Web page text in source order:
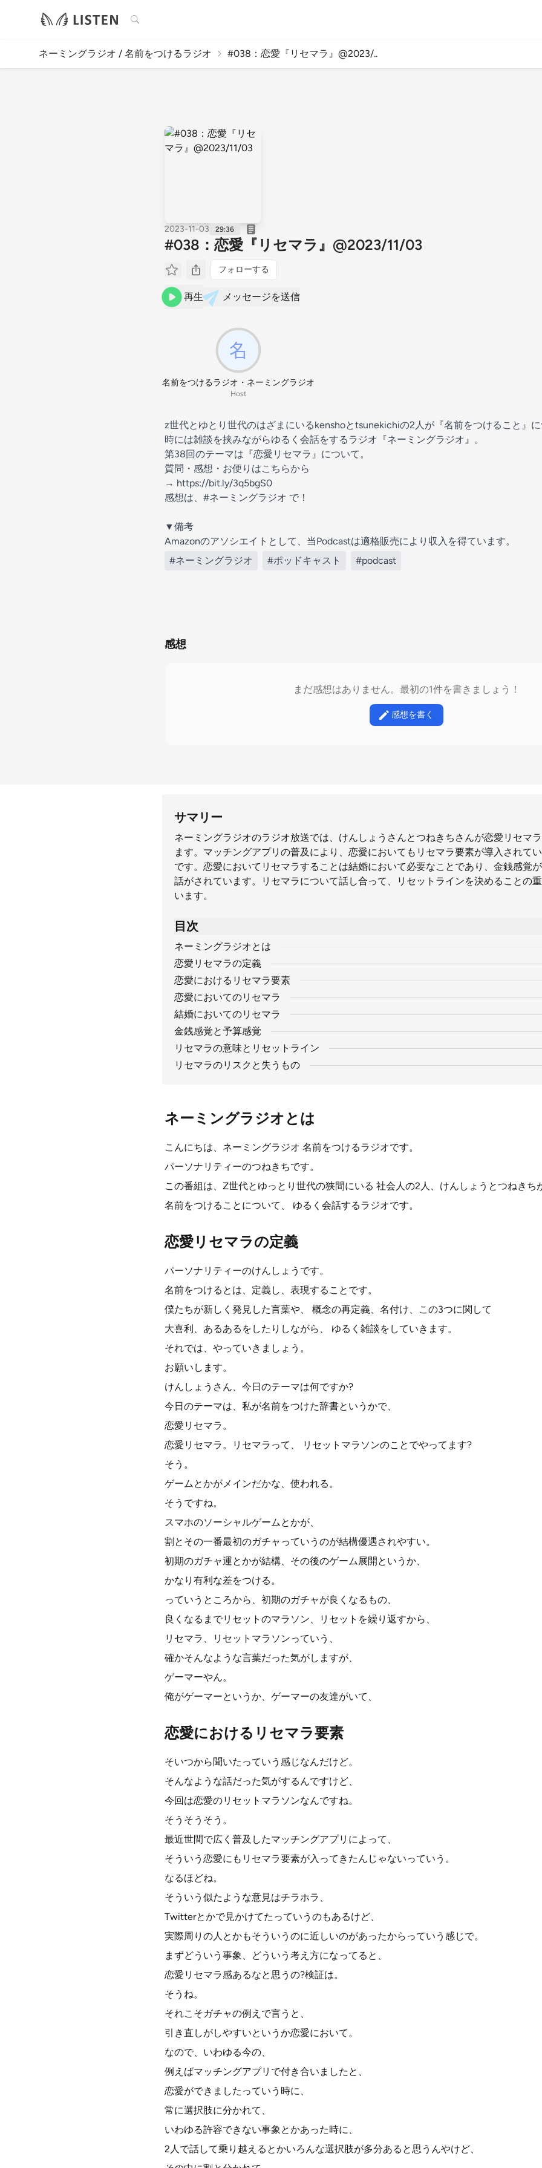
検索
ネーミングラジオ / 名前をつけるラジオ #038：恋愛『リセマラ』@2023/..
2023-11-03 29:36
#038：恋愛『リセマラ』@2023/11/03
フォローする
再生 メッセージを送信
名前をつけるラジオ・ネーミングラジオ
Host
z世代とゆとり世代のはざまにいるkenshoとtsunekichiの2人が『名前をつけること』
時には雑談を挟みながらゆるく会話をするラジオ『ネーミングラジオ』。
第38回のテーマは『恋愛リセマラ』について。
質問・感想・お便りはこちらから
→ https://bit.ly/3q5bgS0
感想は、#ネーミングラジオ で！
▼備考
Amazonのアソシエイトとして、当Podcastは適格販売により収入を得ています。
#ネーミングラジオ
#ポッドキャスト #podcast
感想
まだ感想はありません。最初の1件を書きましょう！
感想を書く
サマリー
ネーミングラジオのラジオ放送では、けんしょうさんとつねきちさんが恋愛リセマ
ます。マッチングアプリの普及により、恋愛においてもリセマラ要素が導入されて
です。恋愛においてリセマラすることは結婚において必要なことであり、金銭感覚
話がされています。リセマラについて話し合って、リセットラインを決めることの
います。
目次
ネーミングラジオとは
恋愛リセマラの定義
恋愛におけるリセマラ要素
恋愛においてのリセマラ
結婚においてのリセマラ
金銭感覚と予算感覚
リセマラの意味とリセットライン
リセマラのリスクと失うもの
ネーミングラジオとは
こんにちは、ネーミングラジオ 名前をつけるラジオです。
パーソナリティーのつねきちです。
この番組は、Z世代とゆっとり世代の狭間にいる 社会人の2人、けんしょうとつねきち
名前をつけることについて、 ゆるく会話するラジオです。
恋愛リセマラの定義
パーソナリティーのけんしょうです。
名前をつけるとは、定義し、表現することです。
僕たちが新しく発見した言葉や、 概念の再定義、名付け、この3つに関して
大喜利、あるあるをしたりしながら、 ゆるく雑談をしていきます。
それでは、やっていきましょう。
お願いします。
けんしょうさん、今日のテーマは何ですか?
今日のテーマは、私が名前をつけた辞書というかで、
恋愛リセマラ。
恋愛リセマラ。リセマラって、 リセットマラソンのことでやってます?
そう。
ゲームとかがメインだかな、使われる。
そうですね。
スマホのソーシャルゲームとかが、
割とその一番最初のガチャっていうのが結構優遇されやすい。
初期のガチャ運とかが結構、その後のゲーム展開というか、
かなり有利な差をつける。
っていうところから、初期のガチャが良くなるもの、
良くなるまでリセットのマラソン、リセットを繰り返すから、
リセマラ、リセットマラソンっていう、
確かそんなような言葉だった気がしますが、
ゲーマーやん。
俺がゲーマーというか、ゲーマーの友達がいて、
恋愛におけるリセマラ要素
そいつから聞いたっていう感じなんだけど。
そんなような話だった気がするんですけど、
今回は恋愛のリセットマラソンなんですね。
そうそうそう。
最近世間で広く普及したマッチングアプリによって、
そういう恋愛にもリセマラ要素が入ってきたんじゃないっていう。
なるほどね。
そういう似たような意見はチラホラ、
Twitterとかで見かけてたっていうのもあるけど、
実際周りの人とかもそういうのに近しいのがあったからっていう感じで。
まずどういう事象、どういう考え方になってると、
恋愛リセマラ感あるなと思うの?検証は。
そうね。
それこそガチャの例えで言うと、
引き直しがしやすいというか恋愛において。
なので、いわゆる今の、
例えばマッチングアプリで付き合いましたと、
恋愛ができましたっていう時に、
常に選択肢に分かれて、
いわゆる許容できない事象とかあった時に、
2人で話して乗り越えるとかいろんな選択肢が多分あると思うんやけど、